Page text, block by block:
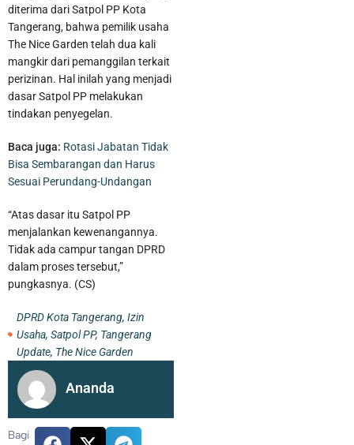
Pelaku Pencurian Sepeda Motor Beserta Penadahnya Dibekuk
Polisi di Karawaci
diterima dari Satpol PP Kota
Tangerang, bahwa pemilik usaha
The Nice Garden telah dua kali
mangkir dari pemanggilan terkait
perizinan. Hal inilah yang menjadi
dasar Satpol PP melakukan
tindakan penyegelan.
Baca juga: Rotasi Jabatan Tidak
Bisa Sembarangan dan Harus
Sesuai Perundang-Undangan
“Atas dasar itu Satpol PP
menjalankan kewenangannya.
Tidak ada campur tangan DPRD
dalam proses tersebut,”
pungkasnya. (CS)
DPRD Kota Tangerang, Izin
Usaha, Satpol PP, Tangerang
Update, The Nice Garden
Ananda
Bagi